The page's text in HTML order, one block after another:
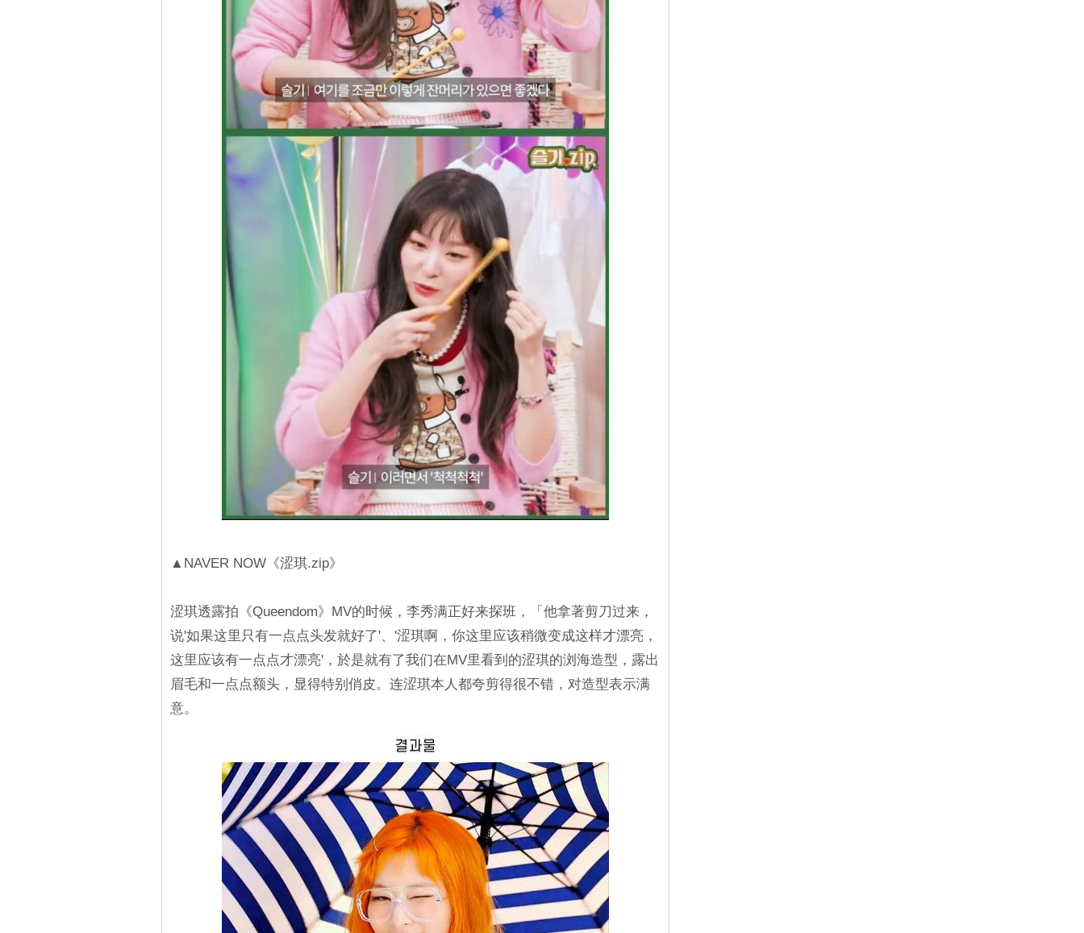
▲NAVER NOW《涩琪.zip》
涩琪透露拍《Queendom》MV的时候，李秀满正好来探班，「他拿著剪刀过来，
说'如果这里只有一点点头发就好了'、'涩琪啊，你这里应该稍微变成这样才漂亮，
这里应该有一点点才漂亮'，於是就有了我们在MV里看到的涩琪的浏海造型，露出
眉毛和一点点额头，显得特别俏皮。连涩琪本人都夸剪得很不错，对造型表示满
意。